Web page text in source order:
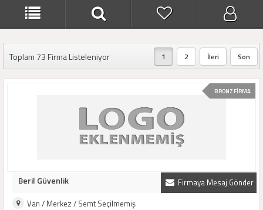
Toplam 73 Firma Listeleniyor 1 2 İleri Son
BRONZ FİRMA
Firmaya Mesaj Gönder
Beril Güvenlik
Van / Merkez / Semt Seçilmemiş